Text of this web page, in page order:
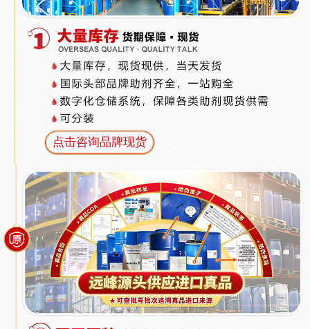
点击咨询品牌现货